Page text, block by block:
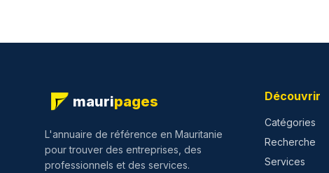
mauripages
L'annuaire de référence en Mauritanie
pour trouver des entreprises, des
professionnels et des services.
Découvrir
Catégories
Recherche
Services